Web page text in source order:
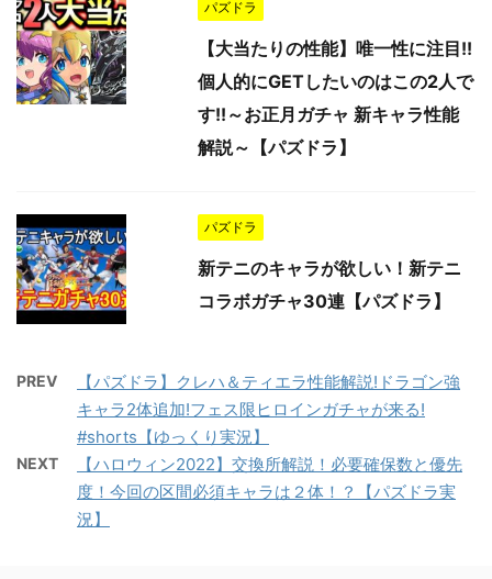
パズドラ
【大当たりの性能】唯一性に注目!!
個人的にGETしたいのはこの2人で
す!!～お正月ガチャ 新キャラ性能
解説～【パズドラ】
パズドラ
新テニのキャラが欲しい！新テニ
コラボガチャ30連【パズドラ】
PREV
【パズドラ】クレハ＆ティエラ性能解説!ドラゴン強
キャラ2体追加!フェス限ヒロインガチャが来る!
#shorts【ゆっくり実況】
NEXT
【ハロウィン2022】交換所解説！必要確保数と優先
度！今回の区間必須キャラは２体！？【パズドラ実
況】